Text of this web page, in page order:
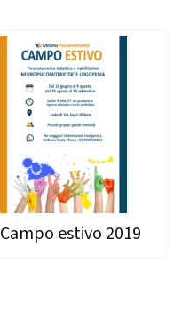
Campo estivo 2019